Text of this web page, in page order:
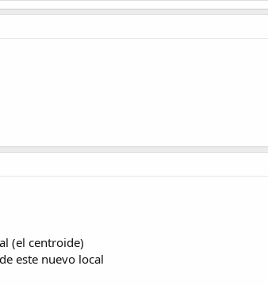
(el centroide)
este nuevo local